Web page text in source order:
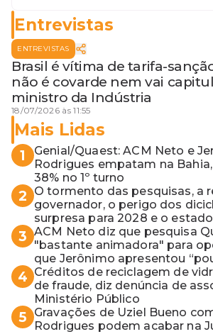
Entrevistas
ENTREVISTAS
Brasil é vítima de tarifa-
não é covarde nem vai
ministro da Indústria
18/07/2026 às 11:55
Mais Lidas
1
Genial/Quaest: ACM Neto e
Rodrigues empatam na
38% no 1º turno
2
O tormento das pesquisas, a
governador, o perigo dos
surpresa para 2028 e o
guerra mundial
3 ACM Neto diz que pesquisa
"bastante animadora" para
que Jerônimo apresentou
4 Créditos de reciclagem de
de fraude, diz denúncia de
Ministério Público
5
Gravações de Uziel Bueno
Rodrigues podem acabar na